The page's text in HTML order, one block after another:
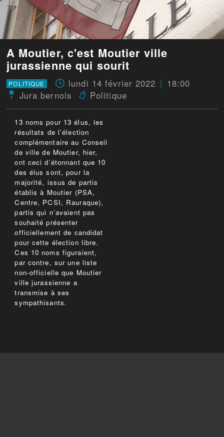
A Moutier, c'est Moutier ville
jurassienne qui sourit
POLITIQUE lundi 14 février 2022
18:00
Jura bernois
Politique
13 noms pour 13 élus, les
résultats de l’élection
complémentaire au Conseil
de ville de Moutier, hier,
ont ceci d’étonnant que 10
des élus sont, pour la
majorité, issus de partis
établis à Moutier (PSA,
Centre, PCSI, Rauraque),
partis qui n’avaient pas
souhaité présenter
officiellement de candidat
pour cette élection libre.
Ces 10 noms figuraient,
par contre, sur une liste
non-officielle que Moutier
ville jurassienne a
transmise à ses
sympathisants.